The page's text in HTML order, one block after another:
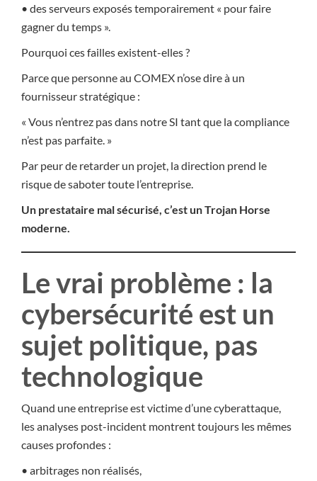
• des serveurs exposés temporairement « pour faire
gagner du temps ».
Pourquoi ces failles existent-elles ?
Parce que personne au COMEX n’ose dire à un
fournisseur stratégique :
« Vous n’entrez pas dans notre SI tant que la compliance
n’est pas parfaite. »
Par peur de retarder un projet, la direction prend le
risque de saboter toute l’entreprise.
Un prestataire mal sécurisé, c’est un Trojan Horse
moderne.
Le vrai problème : la
cybersécurité est un
sujet politique, pas
technologique
Quand une entreprise est victime d’une cyberattaque,
les analyses post-incident montrent toujours les mêmes
causes profondes :
• arbitrages non réalisés,